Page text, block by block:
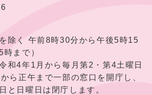
除く 午前8時30分から午後5時15
まで）
から毎月第2・第4土曜日
ら正午まで一部の窓口を開庁し、
と日曜日は閉庁します。